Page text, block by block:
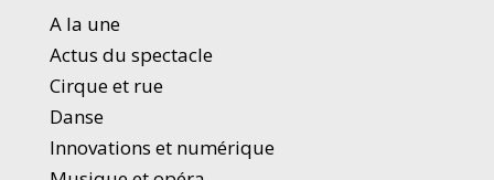
A la une
Actus du spectacle
Cirque et rue
Danse
Innovations et numérique